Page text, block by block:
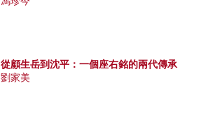
從顧生岳到沈平：一個座右銘的兩代傳承
劉家美